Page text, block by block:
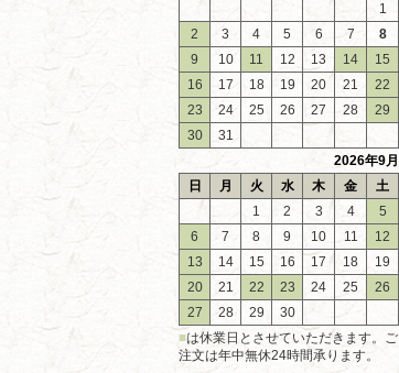
1
2
3 4 5 6 7
8
9
10 11 12 13 14
15
16
17 18 19 20 21
22
23
24 25 26 27 28
29
30
31
2026年9月
日
月 火 水 木 金
土
1
2 3 4
5
6
7 8 9 10 11
12
13
14 15 16 17 18
19
20
21 22 23 24 25
26
27
28 29
30
■は休業日とさせていただきます。ご
注文は年中無休24時間承ります。